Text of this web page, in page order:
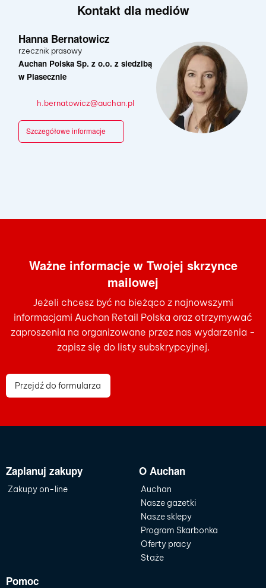
Kontakt dla mediów
Hanna Bernatowicz
rzecznik prasowy
Auchan Polska Sp. z o.o. z siedzibą
w Piasecznie
h.bernatowicz@auchan.pl
Szczegółowe informacje
Ważne informacje w Twojej skrzynce
mailowej
Jeżeli chcesz być na bieżąco z najnowszymi
informacjami Auchan Retail Polska oraz otrzymywać
zaproszenia na organizowane przez nas wydarzenia -
zapisz się do listy subskrypcyjnej.
Przejdź do formularza
Zaplanuj zakupy
Zakupy on-line
O Auchan
Auchan
Nasze gazetki
Nasze sklepy
Program Skarbonka
Oferty pracy
Staże
Pomoc